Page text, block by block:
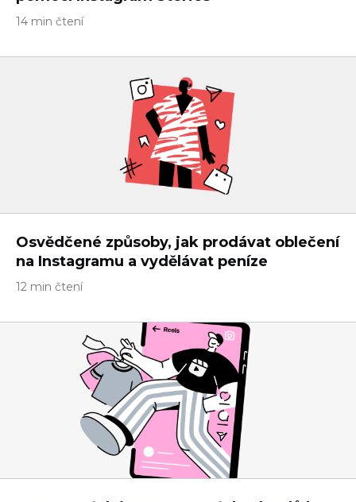
14 min čtení
Osvědčené způsoby, jak prodávat oblečení
na Instagramu a vydělávat peníze
12 min čtení